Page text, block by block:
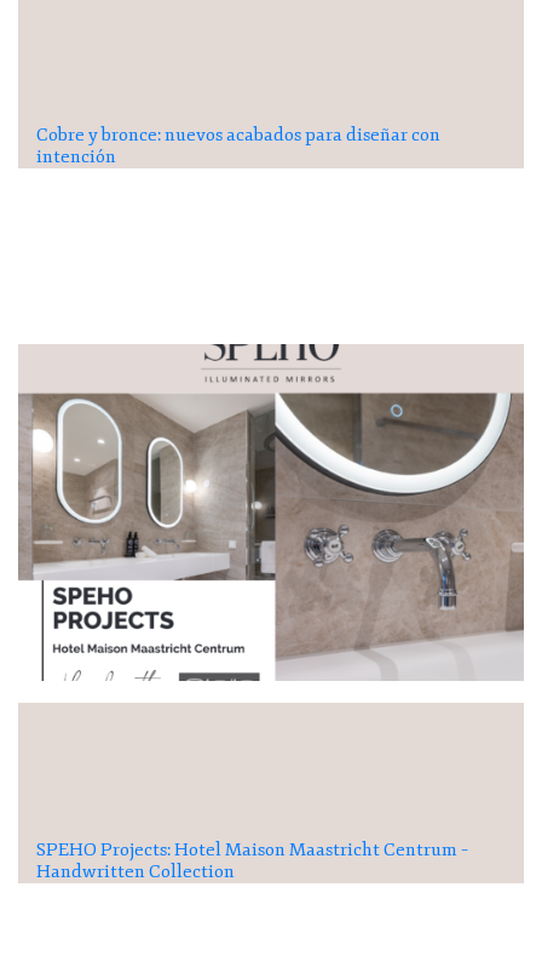
Cobre y bronce: nuevos acabados para diseñar con
intención
SPEHO Projects: Hotel Maison Maastricht Centrum –
Handwritten Collection